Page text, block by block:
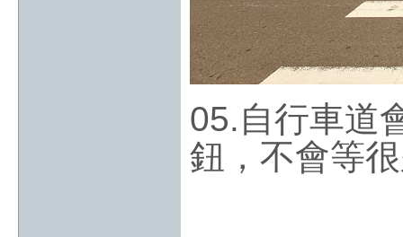
05.自行車道
鈕，不會等